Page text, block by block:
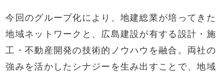
今回のグループ化により、地建総業が培ってきた
地域ネットワークと、広島建設が有する設計・施
工・不動産開発の技術的ノウハウを融合。両社の
強みを活かしたシナジーを生み出すことで、地域